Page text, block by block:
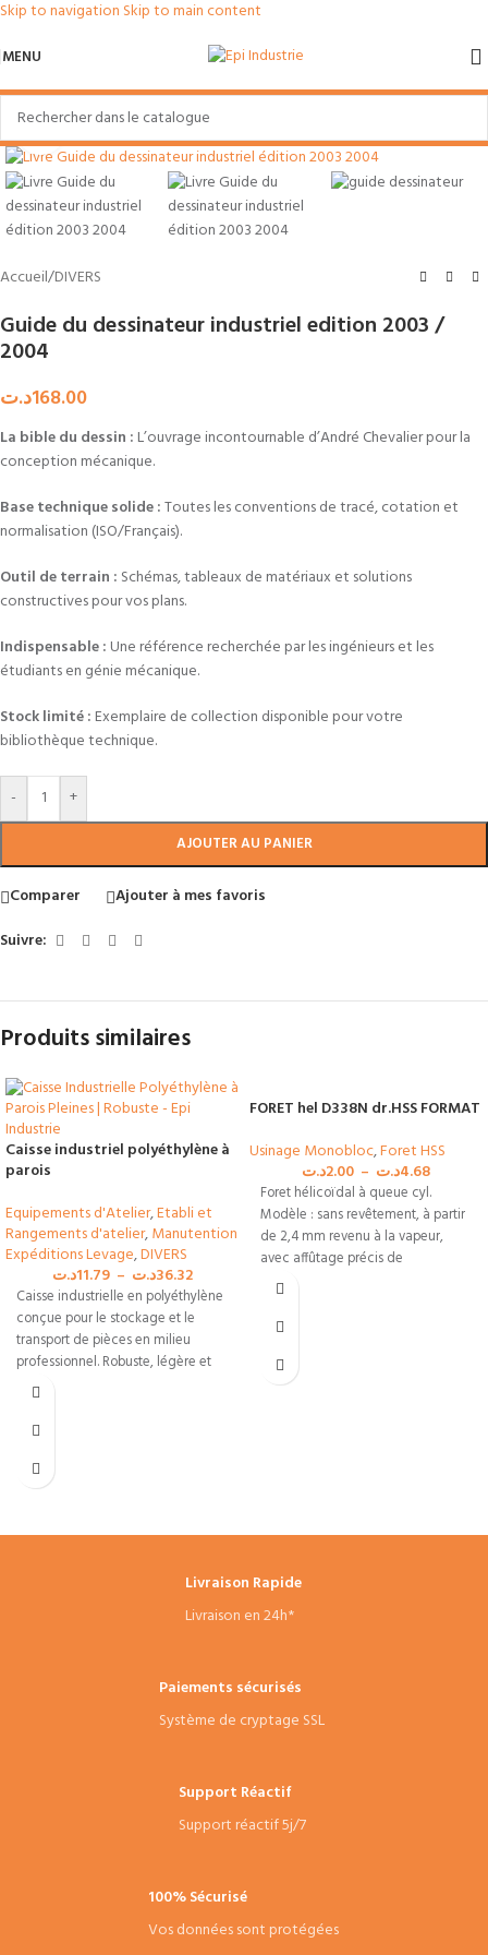
Skip to navigation Skip to main content
MENU
Accueil/DIVERS
Guide du dessinateur industriel edition 2003 /
2004
168.00د.ت
La bible du dessin :L’ouvrage incontournable d’André Chevalier pour la
conception mécanique.
Base technique solide :Toutes les conventions de tracé, cotation et
normalisation (ISO/Français).
Outil de terrain : Schémas, tableaux de matériaux et solutions
constructives pour vos plans.
Indispensable :Une référence recherchée par les ingénieurs et les
étudiants en génie mécanique.
Stock limité :Exemplaire de collection disponible pour votre
bibliothèque technique.
- +
AJOUTER AU PANIER
Comparer
Ajouter à mes favoris
Suivre:
Produits similaires
Caisse industriel polyéthylène à
parois
Equipements d'Atelier,Etabli et
Rangements d'atelier,Manutention
Expéditions Levage,DIVERS
11.79د.ت – 36.32د.ت
Caisse industrielle en polyéthylène
conçue pour le stockage et le
transport de pièces en milieu
professionnel. Robuste, légère et
résistante aux chocs, elle est
Tunisie.
FORET hel D338N dr.HSS FORMAT
Usinage Monobloc,Foret HSS
2.00د.ت – 4.68د.ت
Foret hélicoïdal à queue cyl.
Modèle : sans revêtement, à partir
de 2,4 mm revenu à la vapeur,
avec affûtage précis de
Livraison Rapide
Livraison en 24h*
Paiements sécurisés
Système de cryptage SSL
Support Réactif
Support réactif 5j/7
100% Sécurisé
Vos données sont protégées